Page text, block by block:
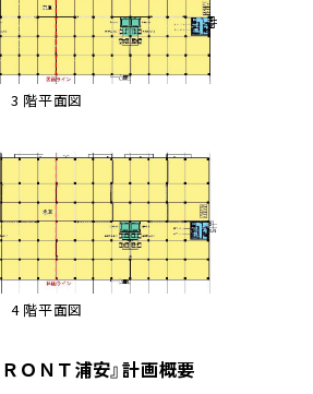
3 階平面図
4 階平面図
ＲＯＮＴ浦安』計画概要